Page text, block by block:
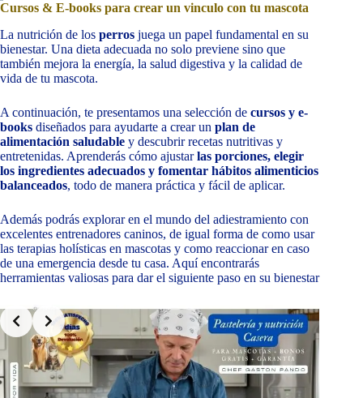
Cursos & E-books para crear un vinculo con tu mascota
La nutrición de los perros juega un papel fundamental en su
bienestar. Una dieta adecuada no solo previene sino que
también mejora la energía, la salud digestiva y la calidad de
vida de tu mascota.
A continuación, te presentamos una selección de cursos y e-
books diseñados para ayudarte a crear un plan de
alimentación saludable y descubrir recetas nutritivas y
entretenidas. Aprenderás cómo ajustarlas porciones, elegir
los ingredientes adecuados y fomentar hábitos alimenticios
balanceados, todo de manera práctica y fácil de aplicar.
Además podrás explorar en el mundo del adiestramiento con
excelentes entrenadores caninos, de igual forma de como usar
las terapias holísticas en mascotas y como reaccionar en caso
de una emergencia desde tu casa. Aquí encontrarás
herramientas valiosas para dar el siguiente paso en su bienestar
Slide 2 of 10